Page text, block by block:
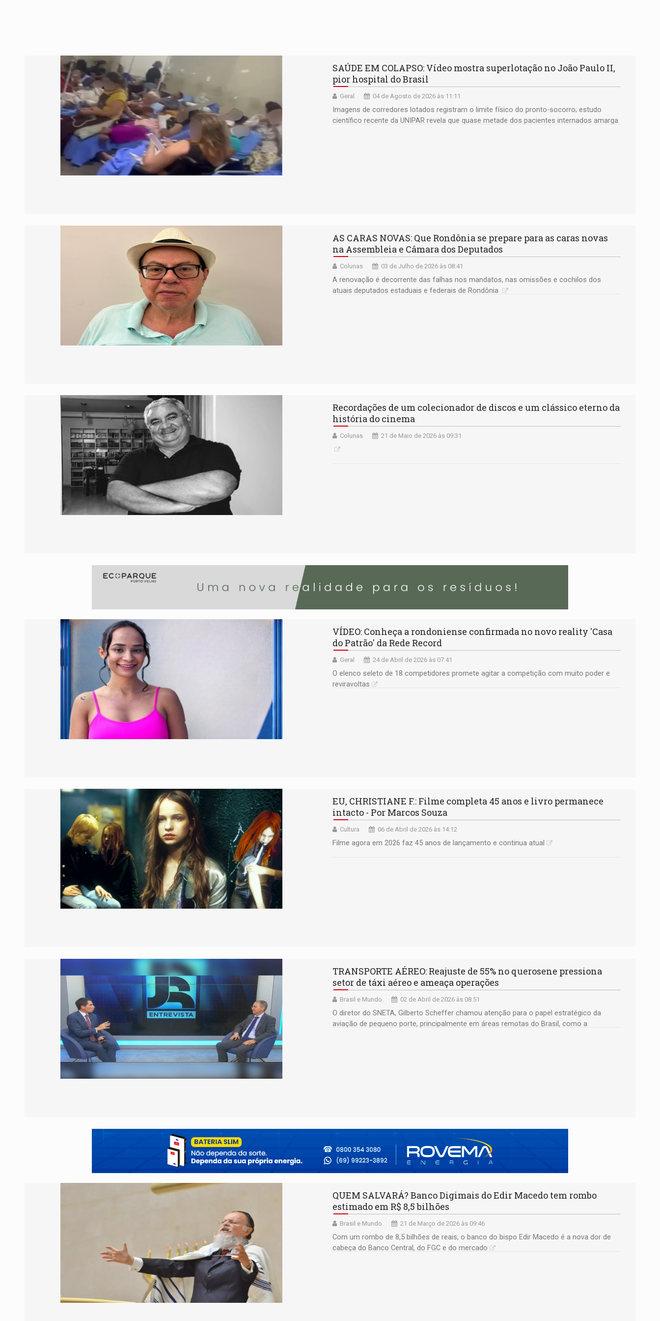
SAÚDE EM COLAPSO: Vídeo mostra superlotação no João Paulo II,
pior hospital do Brasil
Geral 04 de Agosto de 2026 às 11:11
Imagens de corredores lotados registram o limite físico do pronto-socorro; estudo
científico recente da UNIPAR revela que quase metade dos pacientes internados amarga
AS CARAS NOVAS: Que Rondônia se prepare para as caras novas
na Assembleia e Câmara dos Deputados
Colunas 03 de Julho de 2026 às 08:41
A renovação é decorrente das falhas nos mandatos, nas omissões e cochilos dos
atuais deputados estaduais e federais de Rondônia
Recordações de um colecionador de discos e um clássico eterno da
história do cinema
Colunas 21 de Maio de 2026 às 09:31
VÍDEO: Conheça a rondoniense confirmada no novo reality 'Casa
do Patrão' da Rede Record
Geral 24 de Abril de 2026 às 07:41
O elenco seleto de 18 competidores promete agitar a competição com muito poder e
reviravoltas
EU, CHRISTIANE F.: Filme completa 45 anos e livro permanece
intacto - Por Marcos Souza
Cultura 06 de Abril de 2026 às 14:12
Filme agora em 2026 faz 45 anos de lançamento e continua atual
TRANSPORTE AÉREO: Reajuste de 55% no querosene pressiona
setor de táxi aéreo e ameaça operações
Brasil e Mundo 02 de Abril de 2026 às 08:51
O diretor do SNETA, Gilberto Scheffer chamou atenção para o papel estratégico da
aviação de pequeno porte, principalmente em áreas remotas do Brasil, como a
QUEM SALVARÁ? Banco Digimais do Edir Macedo tem rombo
estimado em R$ 8,5 bilhões
Brasil e Mundo 21 de Março de 2026 às 09:46
Com um rombo de 8,5 bilhões de reais, o banco do bispo Edir Macedo é a nova dor de
cabeça do Banco Central, do FGC e do mercado